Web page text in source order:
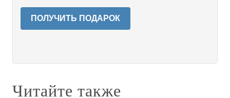
ПОЛУЧИТЬ ПОДАРОК
Читайте также